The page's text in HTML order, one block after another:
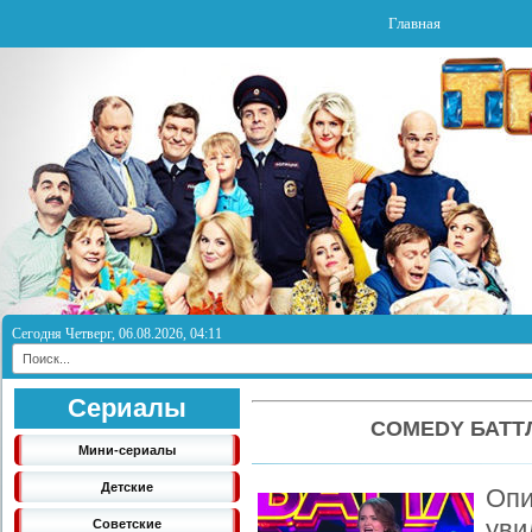
Главная
Сегодня Четверг, 06.08.2026, 04:11
Сериалы
Мини-сериалы
Детские
Советские
COMEDY